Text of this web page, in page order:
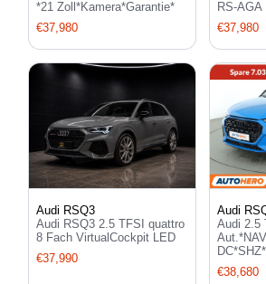
*21 Zoll*Kamera*Garantie*
€37,980
RS-
€37,980
Audi RSQ3
Audi RSQ3 2.5 TFSI quattro
8 Fach VirtualCockpit LED
€37,990
Audi
Audi 2.5
DC*SHZ*
€38,680